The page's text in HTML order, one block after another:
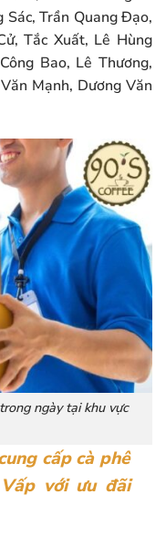
Trần Quang Đạo,
Tắc Xuất, Lê Hùng
Bao, Lê Thương,
Mạnh, Dương Văn
ngày tại khu vực
cấp cà phê
với ưu đãi